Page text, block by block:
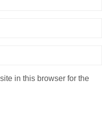
in this browser for the